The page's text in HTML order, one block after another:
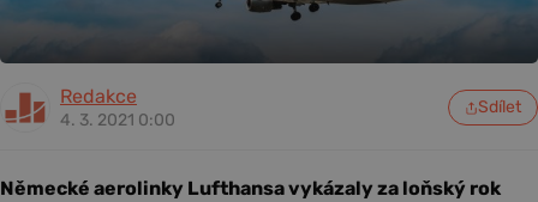
Redakce
4. 3. 2021 0:00
Sdílet
Německé aerolinky Lufthansa vykázaly za loňský rok